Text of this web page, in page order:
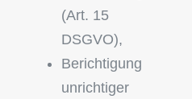
(Art. 15
DSGVO),
Berichtigung
unrichtiger